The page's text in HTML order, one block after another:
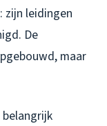
zijn leidingen
De
maar